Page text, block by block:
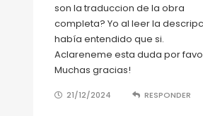
son la traduccion de la obra
completa? Yo al leer la
había entendido que si.
Aclareneme esta duda por
Muchas gracias!
21/12/2024 RESPONDER